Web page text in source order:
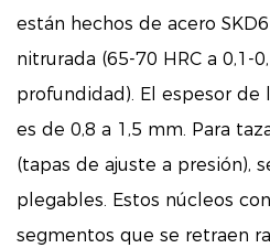
están hechos de acero
nitrurada (65-70 HRC a 0,1-
profundidad). El espesor
es de 0,8 a 1,5 mm. Para
(tapas de ajuste a presión),
plegables. Estos núcleos
segmentos que se retraen